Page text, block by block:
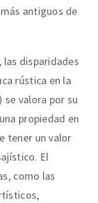
antiguos de
las disparidades
rústica en la
se valora por su
propiedad en
tener un valor
El
como las